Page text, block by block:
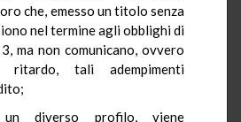
che, emesso un titolo senza
nel termine agli obblighi di
ma non comunicano, ovvero
ritardo, tali adempimenti
diverso profilo, viene